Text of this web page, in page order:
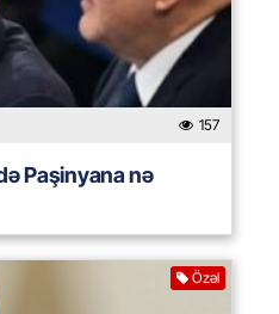
157
Paşinyana nə
Özəl